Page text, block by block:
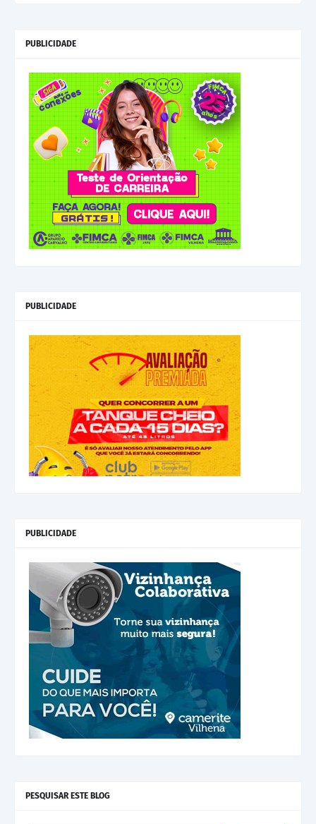
PUBLICIDADE
PUBLICIDADE
PUBLICIDADE
PESQUISAR ESTE BLOG